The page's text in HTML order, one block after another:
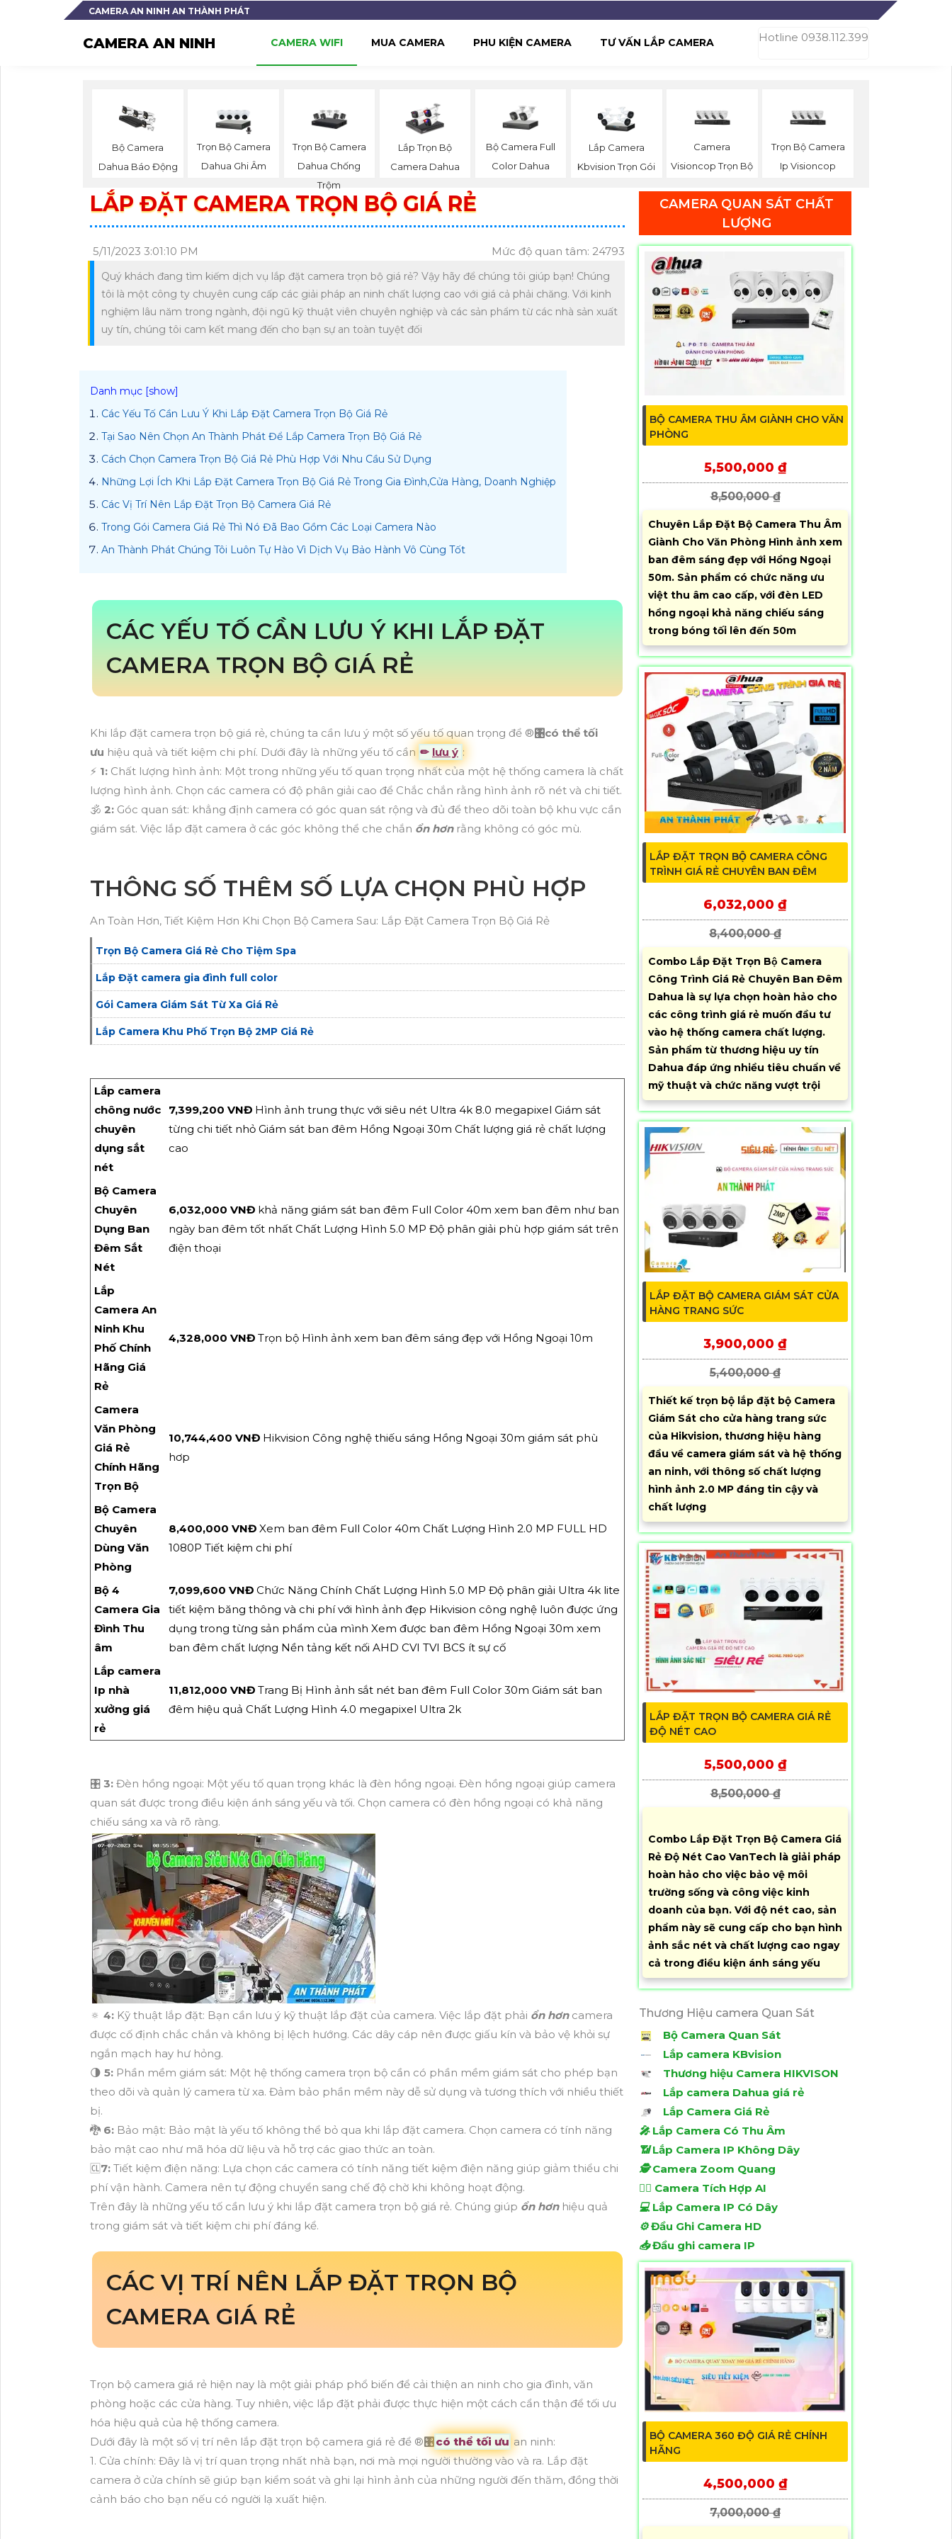
CAMERA AN NINH AN THÀNH PHÁT
CAMERA AN NINH Hotline 0938.112.399
CAMERA WIFI MUA CAMERA PHU KIỆN CAMERA TƯ VẤN LẮP CAMERA
Bộ Camera
Dahua Báo Động
Trọn Bộ Camera
Dahua Ghi Âm
Trọn Bộ Camera
Dahua Chống
Trộm
Lắp Trọn Bộ
Camera Dahua
Bộ Camera Full
Color Dahua
Lắp Camera
Kbvision Trọn Gói
Camera
Visioncop Trọn Bộ
Trọn Bộ Camera
Ip Visioncop
LẮP ĐẶT CAMERA TRỌN BỘ GIÁ RẺ
5/11/2023 3:01:10 PM Mức độ quan tâm: 24793
Quý khách đang tìm kiếm dịch vụ lắp đặt camera trọn bộ giá rẻ? Vậy hãy để chúng tôi giúp bạn! Chúng
tôi là một công ty chuyên cung cấp các giải pháp an ninh chất lượng cao với giá cả phải chăng. Với kinh
nghiệm lâu năm trong ngành, đội ngũ kỹ thuật viên chuyên nghiệp và các sản phẩm từ các nhà sản xuất
uy tín, chúng tôi cam kết mang đến cho bạn sự an toàn tuyệt đối
Các Yếu Tố Cần Lưu Ý Khi Lắp Đặt Camera Trọn Bộ Giá Rẻ
Tại Sao Nên Chọn An Thành Phát Để Lắp Camera Trọn Bộ Giá Rẻ
Cách Chọn Camera Trọn Bộ Giá Rẻ Phù Hợp Với Nhu Cầu Sử Dụng
Những Lợi Ích Khi Lắp Đặt Camera Trọn Bộ Giá Rẻ Trong Gia Đình,cửa Hàng, Doanh Nghiệp
Các Vị Trí Nên Lắp Đặt Trọn Bộ Camera Giá Rẻ
Trong Gói Camera Giá Rẻ Thì Nó Đã Bao Gồm Các Loại Camera Nào
An Thành Phát Chúng Tôi Luôn Tự Hào Vì Dịch Vụ Bảo Hành Vô Cùng Tốt
CÁC YẾU TỐ CẦN LƯU Ý KHI LẮP ĐẶT
CAMERA TRỌN BỘ GIÁ RẺ
Khi lắp đặt camera trọn bộ giá rẻ, chúng ta cần lưu ý một số yếu tố quan trọng để ®️🎛có thể tối
ưu hiệu quả và tiết kiệm chi phí. Dưới đây là những yếu tố cần ✏ lưu ý :
️⚡ 1: Chất lượng hình ảnh: Một trong những yếu tố quan trọng nhất của một hệ thống camera là chất
lượng hình ảnh. Chọn các camera có độ phân giải cao để Chắc chắn rằng hình ảnh rõ nét và chi tiết.
🕉️ 2: Góc quan sát: khẳng định camera có góc quan sát rộng và đủ để theo dõi toàn bộ khu vực cần
giám sát. Việc lắp đặt camera ở các góc không thể che chắn ổn hơnrằng không có góc mù.
THÔNG SỐ THÊM SỐ LỰA CHỌN PHÙ HỢP
An Toàn Hơn, Tiết Kiệm Hơn Khi Chọn Bộ Camera Sau: Lắp Đặt Camera Trọn Bộ Giá Rẻ
Trọn Bộ Camera Giá Rẻ Cho Tiệm Spa
Lắp Đặt camera gia đình full color
Gói Camera Giám Sát Từ Xa Giá Rẻ
Lắp Camera Khu Phố Trọn Bộ 2MP Giá Rẻ
Lắp camera
chông nước
chuyên
dụng sắt
nét
7,399,200 VNĐ Hình ảnh trung thực với siêu nét Ultra 4k 8.0 megapixel Giám sát
từng chi tiết nhỏ Giám sát ban đêm Hồng Ngoại 30m Chất lượng giá rẻ chất lượng
cao
Bộ Camera
Chuyên
Dụng Ban
Đêm Sắt
Nét
6,032,000 VNĐ khả năng giám sát ban đêm Full Color 40m xem ban đêm như ban
ngày ban đêm tốt nhất Chất Lượng Hình 5.0 MP Độ phân giải phù hợp giám sát trên
điện thoại
Lắp
Camera An
Ninh Khu
Phố Chính
Hãng Giá
Rẻ
4,328,000 VNĐ Trọn bộ Hình ảnh xem ban đêm sáng đẹp với Hồng Ngoại 10m
Camera
Văn Phòng
Giá Rẻ
Chính Hãng
Trọn Bộ
10,744,400 VNĐ Hikvision Công nghệ thiếu sáng Hồng Ngoại 30m giám sát phù
hơp
Bộ Camera
Chuyên
Dùng Văn
Phòng
8,400,000 VNĐ Xem ban đêm Full Color 40m Chất Lượng Hình 2.0 MP FULL HD
1080P Tiết kiệm chi phí
Bộ 4
Camera Gia
Đình Thu
âm
7,099,600 VNĐ Chức Năng Chính Chất Lượng Hình 5.0 MP Độ phân giải Ultra 4k lite
tiết kiệm băng thông và chi phí với hình ảnh đẹp Hikvision công nghệ luôn được ứng
dụng trong từng sản phẩm của mình Xem được ban đêm Hồng Ngoại 30m xem
ban đêm chất lượng Nền tảng kết nối AHD CVI TVI BCS ít sự cố
Lắp camera
Ip nhà
xưởng giá
rẻ
11,812,000 VNĐ Trang Bị Hình ảnh sắt nét ban đêm Full Color 30m Giám sát ban
đêm hiệu quả Chất Lượng Hình 4.0 megapixel Ultra 2k
🎛 3: Đèn hồng ngoại: Một yếu tố quan trọng khác là đèn hồng ngoại. Đèn hồng ngoại giúp camera
quan sát được trong điều kiện ánh sáng yếu và tối. Chọn camera có đèn hồng ngoại có khả năng
chiếu sáng xa và rõ ràng.
🔅 4: Kỹ thuật lắp đặt: Bạn cần lưu ý kỹ thuật lắp đặt của camera. Việc lắp đặt phải ổn hơncamera
được cố định chắc chắn và không bị lệch hướng. Các dây cáp nên được giấu kín và bảo vệ khỏi sự
ngắn mạch hay hư hỏng.
🌗 5: Phần mềm giám sát: Một hệ thống camera trọn bộ cần có phần mềm giám sát cho phép bạn
theo dõi và quản lý camera từ xa. Đảm bảo phần mềm này dễ sử dụng và tương thích với nhiều thiết
bị.
🐉️ 6: Bảo mật: Bảo mật là yếu tố không thể bỏ qua khi lắp đặt camera. Chọn camera có tính năng
bảo mật cao như mã hóa dữ liệu và hỗ trợ các giao thức an toàn.
🆑7: Tiết kiệm điện năng: Lựa chọn các camera có tính năng tiết kiệm điện năng giúp giảm thiểu chi
phí vận hành. Camera nên tự động chuyển sang chế độ chờ khi không hoạt động.
Trên đây là những yếu tố cần lưu ý khi lắp đặt camera trọn bộ giá rẻ. Chúng giúp ổn hơnhiệu quả
trong giám sát và tiết kiệm chi phí đáng kể.
CÁC VỊ TRÍ NÊN LẮP ĐẶT TRỌN BỘ
CAMERA GIÁ RẺ
Trọn bộ camera giá rẻ hiện nay là một giải pháp phổ biến để cải thiện an ninh cho gia đình, văn
phòng hoặc các cửa hàng. Tuy nhiên, việc lắp đặt phải được thực hiện một cách cẩn thận để tối ưu
hóa hiệu quả của hệ thống camera.
Dưới đây là một số vị trí nên lắp đặt trọn bộ camera giá rẻ để ®️🎛có thể tối ưu an ninh:
1. Cửa chính: Đây là vị trí quan trọng nhất nhà bạn, nơi mà mọi người thường vào và ra. Lắp đặt
camera ở cửa chính sẽ giúp bạn kiểm soát và ghi lại hình ảnh của những người đến thăm, đồng thời
cảnh báo cho bạn nếu có người lạ xuất hiện.
CAMERA QUAN SÁT CHẤT
LƯỢNG
BỘ CAMERA THU ÂM GIÀNH CHO VĂN
PHÒNG
5,500,000 ₫
8,500,000 ₫
Chuyên Lắp Đặt Bộ Camera Thu Âm
Giành Cho Văn Phòng Hình ảnh xem
ban đêm sáng đẹp với Hồng Ngoại
50m. Sản phẩm có chức năng ưu
việt thu âm cao cấp, với đèn LED
hồng ngoại khả năng chiếu sáng
trong bóng tối lên đến 50m
LẮP ĐẶT TRỌN BỘ CAMERA CÔNG
TRÌNH GIÁ RẺ CHUYÊN BAN ĐÊM
6,032,000 ₫
8,400,000 ₫
Combo Lắp Đặt Trọn Bộ Camera
Công Trình Giá Rẻ Chuyên Ban Đêm
Dahua là sự lựa chọn hoàn hảo cho
các công trình giá rẻ muốn đầu tư
vào hệ thống camera chất lượng.
Sản phẩm từ thương hiệu uy tín
Dahua đáp ứng nhiều tiêu chuẩn về
mỹ thuật và chức năng vượt trội
LẮP ĐẶT BỘ CAMERA GIÁM SÁT CỬA
HÀNG TRANG SỨC
3,900,000 ₫
5,400,000 ₫
Thiết kế trọn bộ lắp đặt bộ Camera
Giám Sát cho cửa hàng trang sức
của Hikvision, thương hiệu hàng
đầu về camera giám sát và hệ thống
an ninh, với thông số chất lượng
hình ảnh 2.0 MP đáng tin cậy và
chất lượng
LẮP ĐẶT TRỌN BỘ CAMERA GIÁ RẺ
ĐỘ NÉT CAO
5,500,000 ₫
8,500,000 ₫
Combo Lắp Đặt Trọn Bộ Camera Giá
Rẻ Độ Nét Cao VanTech là giải pháp
hoàn hảo cho việc bảo vệ môi
trường sống và công việc kinh
doanh của bạn. Với độ nét cao, sản
phẩm này sẽ cung cấp cho bạn hình
ảnh sắc nét và chất lượng cao ngay
cả trong điều kiện ánh sáng yếu
Thương Hiệu camera Quan Sát
Bộ Camera Quan Sát
Lắp camera KBvision
Thương hiệu Camera HIKVISON
Lắp camera Dahua giá rẻ
Lắp Camera Giá Rẻ
️🎤️ Lắp Camera Có Thu Âm
📶Lắp Camera IP Không Dây
🕵️Camera Zoom Quang
🧛‍♀️ Camera Tích Hợp AI
💻Lắp Camera IP Có Dây
⚙️Đầu Ghi Camera HD
📥Đầu ghi camera IP
BỘ CAMERA 360 ĐỘ GIÁ RẺ CHÍNH
HÃNG
4,500,000 ₫
7,000,000 ₫